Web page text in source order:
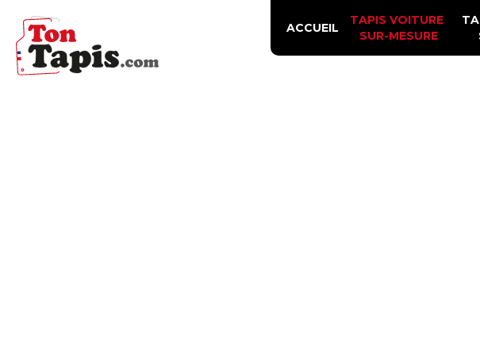
ACCUEIL
TAPIS VOITURE
SUR-MESURE